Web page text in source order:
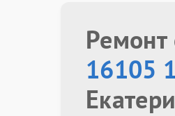
Ремонт
16105